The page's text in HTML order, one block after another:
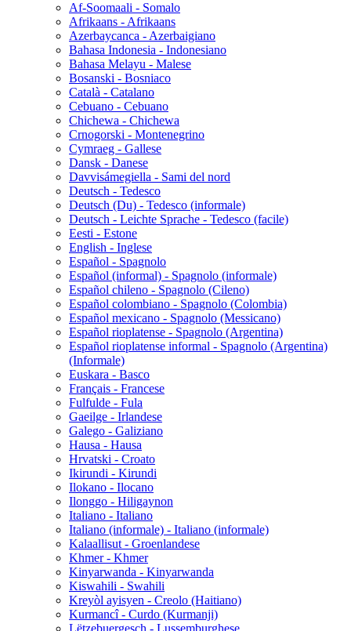
Af-Soomaali - Somalo
Afrikaans - Afrikaans
Azerbaycanca - Azerbaigiano
Bahasa Indonesia - Indonesiano
Bahasa Melayu - Malese
Bosanski - Bosniaco
Català - Catalano
Cebuano - Cebuano
Chichewa - Chichewa
Crnogorski - Montenegrino
Cymraeg - Gallese
Dansk - Danese
Davvisámegiella - Sami del nord
Deutsch - Tedesco
Deutsch (Du) - Tedesco (informale)
Deutsch - Leichte Sprache - Tedesco (facile)
Eesti - Estone
English - Inglese
Español - Spagnolo
Español (informal) - Spagnolo (informale)
Español chileno - Spagnolo (Cileno)
Español colombiano - Spagnolo (Colombia)
Español mexicano - Spagnolo (Messicano)
Español rioplatense - Spagnolo (Argentina)
Español rioplatense informal - Spagnolo (Argentina)
(Informale)
Euskara - Basco
Français - Francese
Fulfulde - Fula
Gaeilge - Irlandese
Galego - Galiziano
Hausa - Hausa
Hrvatski - Croato
Ikirundi - Kirundi
Ilokano - Ilocano
Ilonggo - Hiligaynon
Italiano - Italiano
Italiano (informale) - Italiano (informale)
Kalaallisut - Groenlandese
Khmer - Khmer
Kinyarwanda - Kinyarwanda
Kiswahili - Swahili
Kreyòl ayisyen - Creolo (Haitiano)
Kurmancî - Curdo (Kurmanji)
Lëtzebuergesch - Lussemburghese